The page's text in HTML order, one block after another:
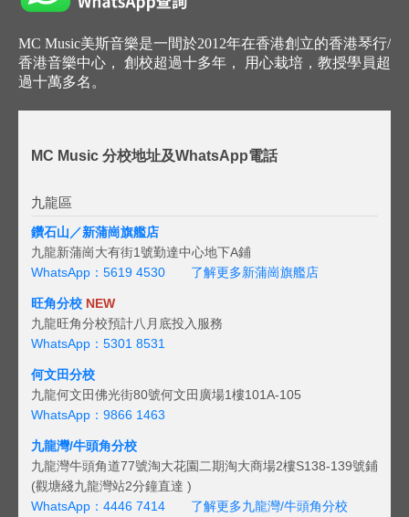
MC Music美斯音樂是一間於2012年在香港創立的香港琴行/
香港音樂中心， 創校超過十多年， 用心栽培，教授學員超
過十萬多名。
MC Music 分校地址及WhatsApp電話
九龍區
鑽石山／新蒲崗旗艦店
九龍新蒲崗大有街1號勤達中心地下A鋪
WhatsApp：5619 4530
了解更多新蒲崗旗艦店
旺角分校 NEW
九龍旺角分校預計八月底投入服務
WhatsApp：5301 8531
何文田分校
九龍何文田佛光街80號何文田廣場1樓101A-105
WhatsApp：9866 1463
九龍灣/牛頭角分校
九龍灣牛頭角道77號淘大花園二期淘大商場2樓S138-139號鋪
(觀塘綫九龍灣站2分鐘直達 )
WhatsApp：4446 7414
了解更多九龍灣/牛頭角分校